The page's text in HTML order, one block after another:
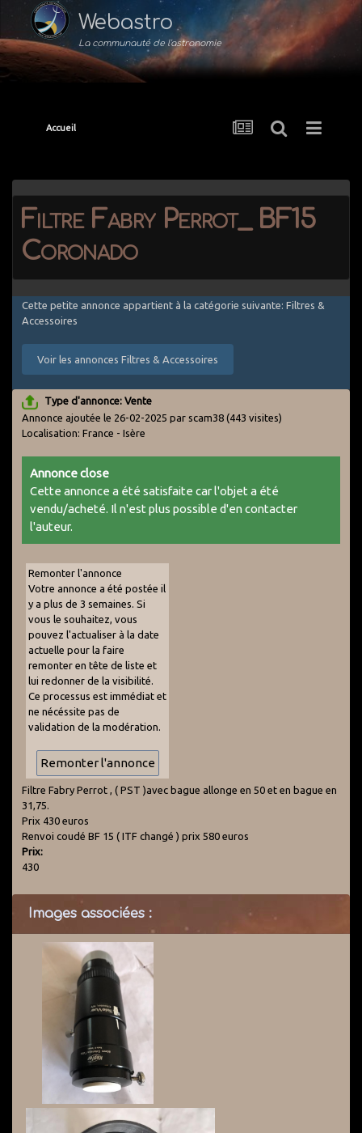
Webastro
La communauté de l'astronomie
Accueil
Filtre Fabry Perrot_ BF15
Coronado
Cette petite annonce appartient à la catégorie suivante: Filtres &
Accessoires
Voir les annonces Filtres & Accessoires
Type d'annonce: Vente
Annonce ajoutée le 26-02-2025 par scam38 (443 visites)
Localisation: France - Isère
Annonce close
Cette annonce a été satisfaite car l'objet a été
vendu/acheté. Il n'est plus possible d'en contacter
l'auteur.
Remonter l'annonce
Votre annonce a été postée il
y a plus de 3 semaines. Si
vous le souhaitez, vous
pouvez l'actualiser à la date
actuelle pour la faire
remonter en tête de liste et
lui redonner de la visibilité.
Ce processus est immédiat et
ne nécéssite pas de
validation de la modération.
Filtre Fabry Perrot , ( PST )avec bague allonge en 50 et en bague en
31,75.
Prix 430 euros
Renvoi coudé BF 15 ( ITF changé ) prix 580 euros
Prix:
430
Images associées :